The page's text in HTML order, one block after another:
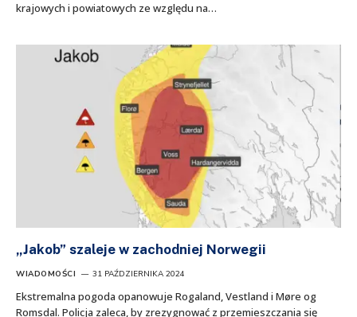
krajowych i powiatowych ze względu na…
„Jakob” szaleje w zachodniej Norwegii
WIADOMOŚCI 31 PAŹDZIERNIKA 2024
Ekstremalna pogoda opanowuje Rogaland, Vestland i Møre og
Romsdal. Policja zaleca, by zrezygnować z przemieszczania się